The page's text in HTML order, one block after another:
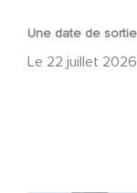
Une date de
Le 22 juillet 2026